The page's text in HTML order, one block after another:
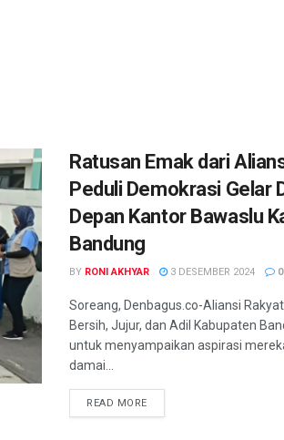
Ratusan Emak dari
Peduli Demokrasi Gelar
Depan Kantor Bawaslu
Bandung
BY RONI AKHYAR 3 DESEMBER 2024 0
Soreang, Denbagus.co-Aliansi
Bersih, Jujur, dan Adil Kabupaten
untuk menyampaikan aspirasi
damai...
READ MORE